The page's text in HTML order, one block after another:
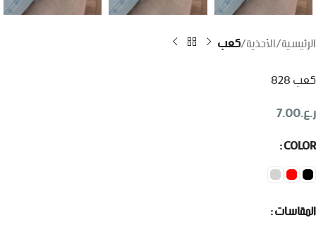
الرئيسية الأحذية كعب
كعب 828
ر.ع.7.00
COLOR
المقاسات